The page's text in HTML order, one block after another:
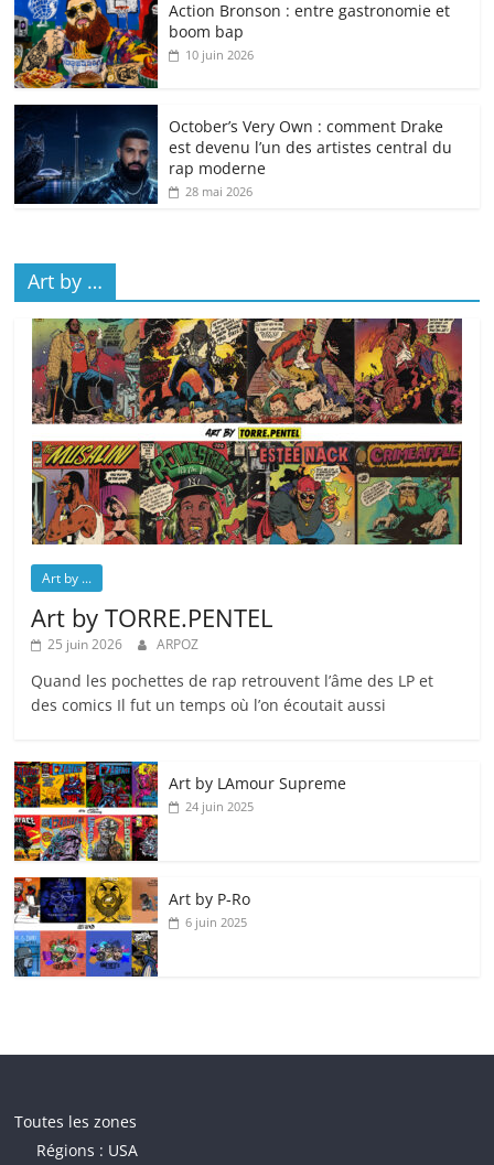
Action Bronson : entre gastronomie et
boom bap
10 juin 2026
October’s Very Own : comment Drake
est devenu l’un des artistes central du
rap moderne
28 mai 2026
Art by …
Art by ...
Art by TORRE.PENTEL
25 juin 2026 ARPOZ
Quand les pochettes de rap retrouvent l’âme des LP et
des comics Il fut un temps où l’on écoutait aussi
Art by LAmour Supreme
24 juin 2025
Art by P‑Ro
6 juin 2025
Toutes les zones
Régions : USA